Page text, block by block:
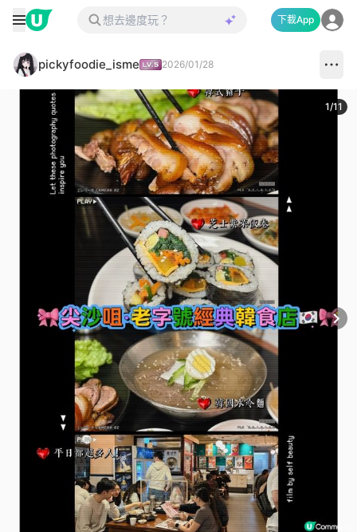
下載App
pickyfoodie_isme 2026/01/28
1/11